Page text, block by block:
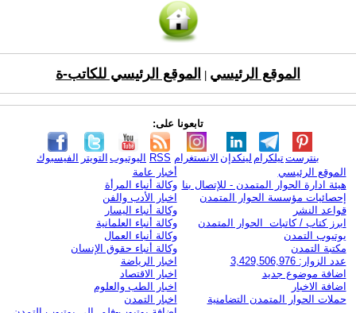
الموقع الرئيسي الموقع الرئيسي للكاتب-ة
تابعونا على:
الفيسبوك التويتر اليوتيوب RSS الانستغرام لينكدإن تيلكرامبنترست
الموقع الرئيسي
هيئة ادارة الحوار المتمدن - للإتصال بنا
إحصائيات مؤسسة الحوار المتمدن
قواعد النشر
ابرز كتاب / كاتبات الحوار المتمدن
يوتيوب التمدن
مكتبة التمدن
عدد الزوار: 3,429,506,976
اضافة موضوع جديد
اضافة الاخبار
حملات الحوار المتمدن التضامنية
أخبار عامة
وكالة أنباء المرأة
اخبار الأدب والفن
وكالة أنباء اليسار
وكالة أنباء العلمانية
وكالة أنباء العمال
وكالة أنباء حقوق الإنسان
اخبار الرياضة
اخبار الاقتصاد
اخبار الطب والعلوم
اخبار التمدن